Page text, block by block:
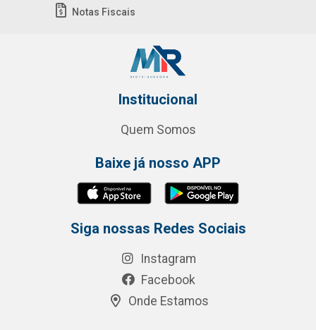
Notas Fiscais
Institucional
Quem Somos
Baixe já nosso APP
Siga nossas Redes Sociais
Instagram
Facebook
Onde Estamos